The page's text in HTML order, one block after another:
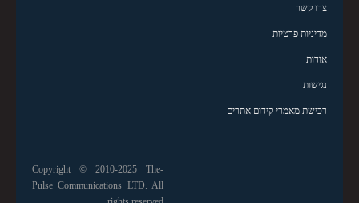
צרו קשר
מדיניות פרטיות
אודות
נגישות
רכישת מאמרי קידום אתרים
Copyright © 2010-2025 The-
Pulse Communications LTD. All